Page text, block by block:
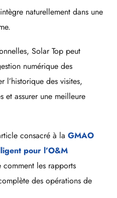
naturellement dans une
Solar Top peut
numérique des
l’historique des visites,
et assurer une meilleure
consacré à la GMAO
pour l’O&M
les rapports
des opérations de